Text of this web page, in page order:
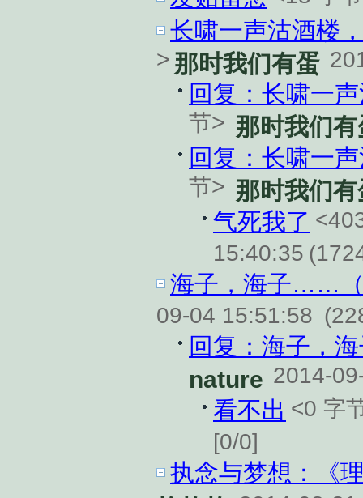
长啸一声沽酒楼
> 那时我们有蛋
回复：长啸一
节> 那时我们有
回复：长啸一
节> 那时我们有
气死我了
15:40:35
海子，海子……
09-04 15:51:58
回复：海子，
nature 2014-
看不出 <0 字
[0/0]
执念与梦想：《